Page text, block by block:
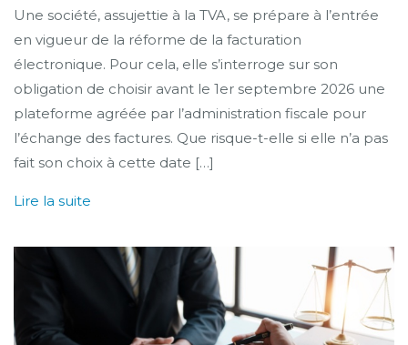
Une société, assujettie à la TVA, se prépare à l’entrée
en vigueur de la réforme de la facturation
électronique. Pour cela, elle s’interroge sur son
obligation de choisir avant le 1er septembre 2026 une
plateforme agréée par l’administration fiscale pour
l’échange des factures. Que risque-t-elle si elle n’a pas
fait son choix à cette date […]
Lire la suite